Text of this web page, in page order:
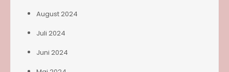
August 2024
Juli 2024
Juni 2024